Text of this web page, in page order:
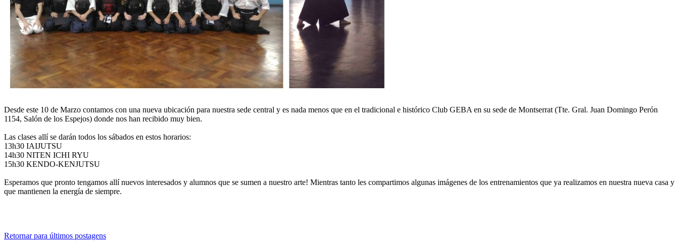
Desde este 10 de Marzo contamos con una nueva ubicación para nuestra sede central y es nada menos que en el tradicional e histórico Club GEBA en su sede de Montserrat (Tte. Gral. Juan Domingo Perón
1154, Salón de los Espejos) donde nos han recibido muy bien.
Las clases allí se darán todos los sábados en estos horarios:
13h30 IAIJUTSU
14h30 NITEN ICHI RYU
15h30 KENDO-KENJUTSU
Esperamos que pronto tengamos allí nuevos interesados y alumnos que se sumen a nuestro arte! Mientras tanto les compartimos algunas imágenes de los entrenamientos que ya realizamos en nuestra nueva casa y
que mantienen la energía de siempre.
Retornar para últimos postagens